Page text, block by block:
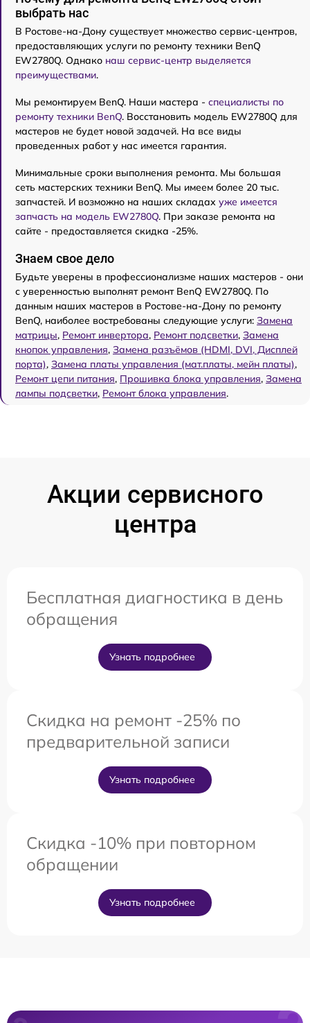
выбрать нас
В Ростове-на-Дону существует множество сервис-центров,
предоставляющих услуги по ремонту техники BenQ
EW2780Q. Однако наш сервис-центр выделяется
преимуществами.
Мы ремонтируем BenQ. Наши мастера - специалисты по
ремонту техники BenQ. Восстановить модель EW2780Q для
мастеров не будет новой задачей. На все виды
проведенных работ у нас имеется гарантия.
Минимальные сроки выполнения ремонта. Мы большая
сеть мастерских техники BenQ. Мы имеем более 20 тыс.
запчастей. И возможно на наших складах уже имеется
запчасть на модель EW2780Q. При заказе ремонта на
сайте - предоставляется скидка -25%.
Знаем свое дело
Будьте уверены в профессионализме наших мастеров - они
с уверенностью выполнят ремонт BenQ EW2780Q. По
данным наших мастеров в Ростове-на-Дону по ремонту
BenQ, наиболее востребованы следующие услуги: Замена
матрицы, Ремонт инвертора, Ремонт подсветки, Замена
кнопок управления, Замена разъёмов (HDMI, DVI, Дисплей
порта), Замена платы управления (мат.платы, мейн платы),
Ремонт цепи питания, Прошивка блока управления, Замена
лампы подсветки, Ремонт блока управления.
Акции сервисного
центра
Бесплатная диагностика в день
обращения
Узнать подробнее
Скидка на ремонт -25% по
предварительной записи
Узнать подробнее
Скидка -10% при повторном
обращении
Узнать подробнее